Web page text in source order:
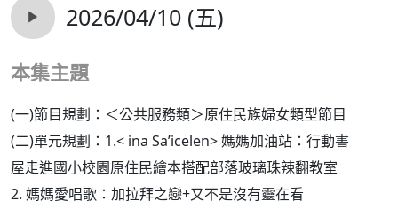
2026/04/10 (五)
本集主題
(一)節目規劃：＜公共服務類＞原住民族婦女類型節目
(二)單元規劃：1.< ina Sa’icelen> 媽媽加油站：行動書
屋走進國小校園原住民繪本搭配部落玻璃珠辣翻教室
2. 媽媽愛唱歌：加拉拜之戀+又不是沒有靈在看